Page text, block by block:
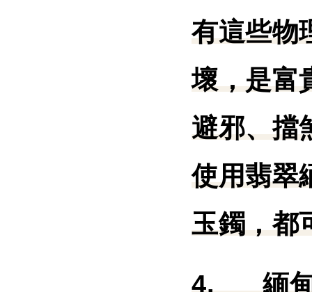
有這些物
壞，是富
避邪、擋
使用翡翠
玉鐲，都
4. 緬